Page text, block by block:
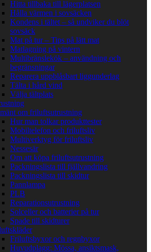
Hitta tillbaka till lägerplatsen
Hålla värmen i sovsäcken
Kondens i tältet – så undviker du blöt
sovsäck
Mat på tur – Tips på lätt mat
Matlagning på vintern
Multibränslekök – användning och
begränsningar
Reparera uppblåsbart liggunderlag
Tälta i hård vind
Välja tältplats
om friluftsutrustning
Hur man tolkar produkttester
Mobiltelefon och friluftsliv
Multiverktyg för friluftsliv
Nessesär
Om att köpa friluftsutrustning
Packningslista till fjällvandring
Packningslista till skidtur
Pannlampa
PLB
Reparationsutrustning
Solceller och batterier på tur
Spade till skidturer
Friluftsbyxor och regnbyxor
Huvudplagg: Mössa, ansiktsmask,